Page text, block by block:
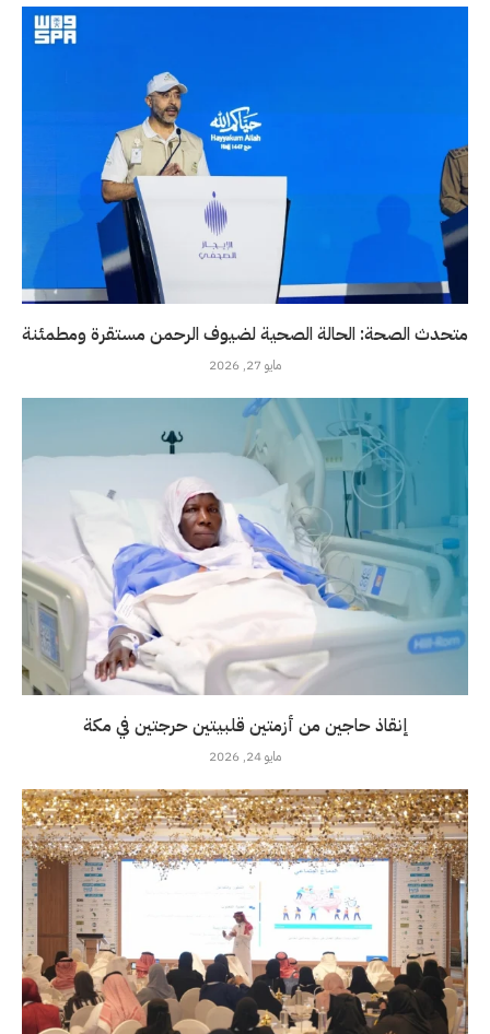
متحدث الصحة: الحالة الصحية لضيوف الرحمن مستقرة ومطمئنة
مايو 27, 2026
إنقاذ حاجين من أزمتين قلبيتين حرجتين في مكة
مايو 24, 2026